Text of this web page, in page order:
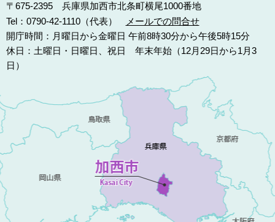
〒675-2395 兵庫県加西市北条町横尾1000番地
Tel：0790-42-1110（代表）
メールでの問合せ
開庁時間：月曜日から金曜日 午前8時30分から午後5時15分
休日：土曜日・日曜日、祝日 年末年始（12月29日から1月3
日）